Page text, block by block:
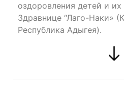
оздоровления детей и
Здравнице “Лаго-Наки»
Республика Адыгея).